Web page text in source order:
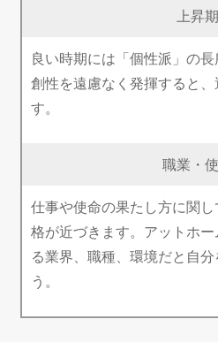
上昇期
良い時期には「個性派」の
創性を遠慮なく発揮すると
す。
職業・
仕事や使命の果たし方に関
格が近づきます。アットホ
る業界、職種、環境だと自
う。